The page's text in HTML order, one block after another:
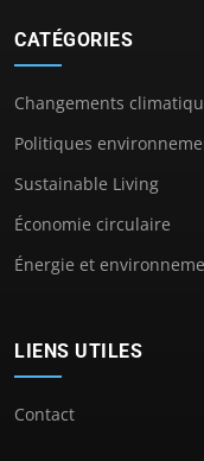
CATÉGORIES
Changements
Politiques
Sustainable Living
Économie circulaire
Énergie et
LIENS UTILES
Contact